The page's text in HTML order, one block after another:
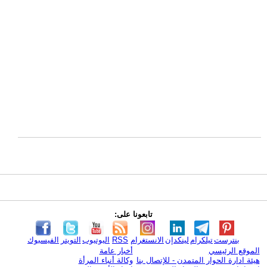
تابعونا على:
الفيسبوك التويتر اليوتيوب RSS الانستغرام لينكدإن تيلكرامبنترست
الموقع الرئيسي
هيئة ادارة الحوار المتمدن - للإتصال بنا
أخبار عامة
وكالة أنباء المرأة